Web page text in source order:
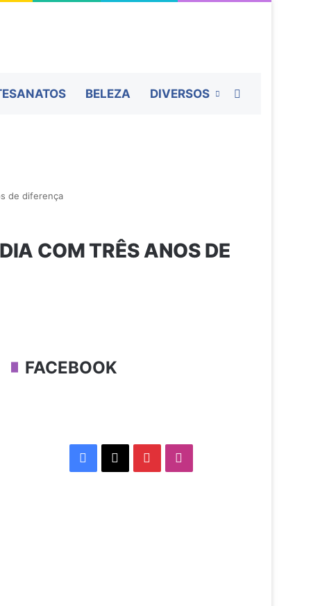
BELEZA DIVERSOS
de diferença
COM TRÊS ANOS DE
FACEBOOK
Facebook Pinterest